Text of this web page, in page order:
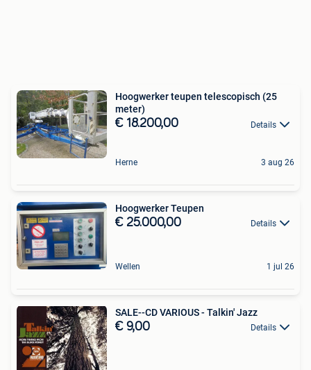
Hoogwerker teupen telescopisch (25
meter)
€ 18.200,00 Details
Herne 3 aug 26
Hoogwerker Teupen
€ 25.000,00 Details
Wellen 1 jul 26
SALE--CD VARIOUS - Talkin' Jazz
€ 9,00 Details